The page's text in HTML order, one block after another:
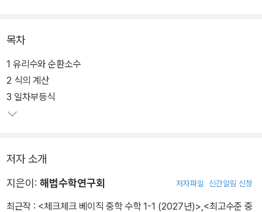
목차
1 유리수와 순환소수
2 식의 계산
3 일차부등식
저자 소개
지은이: 해법수학연구회 저자파일 신간알림 신청
최근작 : <체크체크 베이직 중학 수학 1-1 (2027년)>,<최고수준 중